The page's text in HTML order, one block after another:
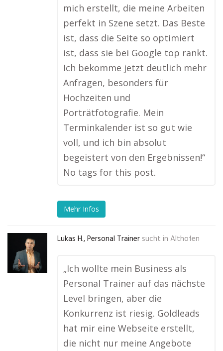
mich erstellt, die meine Arbeiten
perfekt in Szene setzt. Das Beste
ist, dass die Seite so optimiert
ist, dass sie bei Google top rankt.
Ich bekomme jetzt deutlich mehr
Anfragen, besonders für
Hochzeiten und
Porträtfotografie. Mein
Terminkalender ist so gut wie
voll, und ich bin absolut
begeistert von den Ergebnissen!“
No tags for this post.
Mehr Infos
Lukas H., Personal Trainer sucht in Althofen
„Ich wollte mein Business als
Personal Trainer auf das nächste
Level bringen, aber die
Konkurrenz ist riesig. Goldleads
hat mir eine Webseite erstellt,
die nicht nur meine Angebote